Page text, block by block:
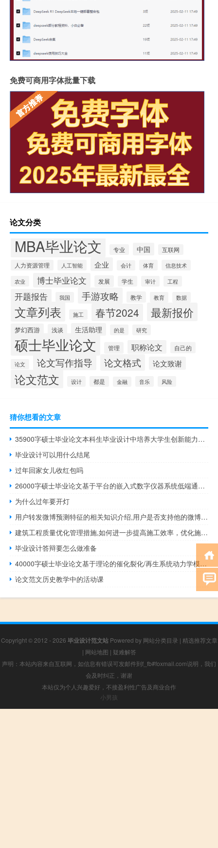
免费可商用字体批量下载
论文分类
MBA毕业论文 专业 中国
互联网
人力资源管理
人工智能 企业 会计 体育 信息技术
农业 博士毕业论文 发展 学生 审计 工程
开题报告 我国 手游攻略 教学 教育 数据
文章列表 施工 春节2024 最新报价
梦幻西游 浅谈 生活助理 的是 研究
硕士毕业论文 管理 职称论文 自己的
论文 论文写作指导 论文格式 论文致谢
论文范文 设计 都是 金融 音乐 风险
猜你想看的文章
35900字硕士毕业论文本科生毕业设计中培养大学生创新能力的探索
毕业设计可以用什么结尾
过年回家女儿收红包吗
26000字硕士毕业论文基于平台的嵌入式数字仪器系统低端通用驱动技术分析
为什么过年要开灯
用户转发微博预测特征的相关知识介绍,用户是否支持他的微博和博客中的微博内容？...
建筑工程质量优化管理措施,如何进一步提高施工效率，优化施工技术管理
毕业设计答辩要怎么做准备
40000字硕士毕业论文基于理论的催化裂化/再生系统动力学模型研究
论文范文历史教学中的活动课
Copyright © 2012 - 2026 毕业设计范文站Powered by 网站分类目录 | 精选推荐文章
| 网站地图 | 疑难解答
声明：本站内容来自互联网，如信息有错误可发邮件到f_fb#foxmail.com说明，我们
会及时纠正，谢谢
本站仅为个人兴趣爱好，不接盈利性广告及商业合作
小男孩